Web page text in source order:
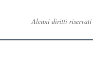
Alcuni diritti riservati